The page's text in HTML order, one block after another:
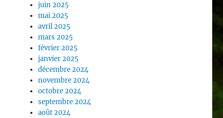
juin 2025
mai 2025
avril 2025
mars 2025
février 2025
janvier 2025
décembre 2024
novembre 2024
octobre 2024
septembre 2024
août 2024